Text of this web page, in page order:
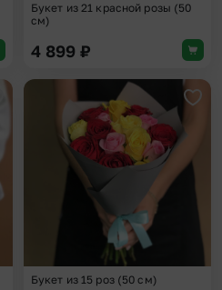
Букет из 21 красной розы (50
см)
4 899 ₽
Добавить в избранное
Букет из 15 роз (50 см)